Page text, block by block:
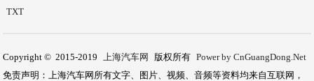
TXT
Copyright © 2015-2019 上海汽车网 版权所有 Power by CnGuangDong.Net
免责声明：上海汽车网所有文字、图片、视频、音频等资料均来自互联网，